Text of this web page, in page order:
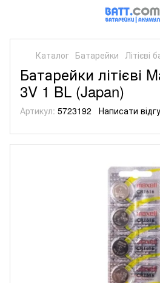
Каталог Батарейки Літієві
Батарейки літієві
3V 1 BL (Japan)
Артикул: 5723192 Написати